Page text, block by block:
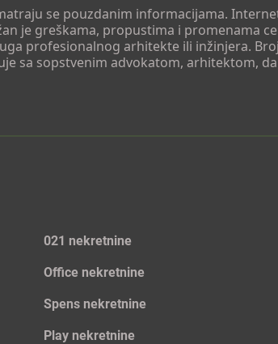
se pouzdanim informacijama.
je greškama, propustima i promenama
profesionalnog arhitekte ili inžinjera.
sa sopstvenim advokatom, arhitektom,
021 nekretnine
Office nekretnine
Spens nekretnine
Play nekretnine